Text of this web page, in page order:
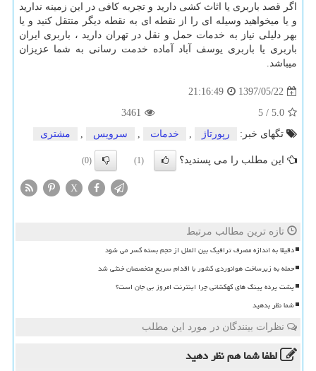
اگر قصد باربری یا اثاث کشی دارید و تجربه کافی در این زمینه ندارید
و یا میخواهید وسیله ای را از نقطه ای به نقطه دیگر منتقل کنید و یا
بهر دلیلی نیاز به خدمات حمل و نقل در تهران دارید ، باربری ایران
باربری یا باربری یوسف آباد آماده خدمت رسانی به شما عزیزان
میباشد.
1397/05/22
21:16:49
5.0
/
5
3461
تگهای خبر:
رپورتاژ , خدمات , سرویس , مشتری
این مطلب را می پسندید؟ (1)
(0)
X
تازه ترین مطالب مرتبط
دقیقا به اندازه مصرف ترافیک بین الملل از حجم بسته کسر می شود
حمله به زیرساخت هوانوردی کشور با اقدام سریع متخصصان خنثی شد
پشت پرده پینگ های کهکشانی چرا اینترنت امروز بی جان است؟
شما نظر بدهید
نظرات بینندگان در مورد این مطلب
لطفا شما همنظر دهید